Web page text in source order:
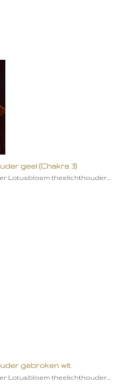
geel (Chakra 3)
Lotusbloem theelichthouder…
gebroken wit
Lotusbloem theelichthouder…